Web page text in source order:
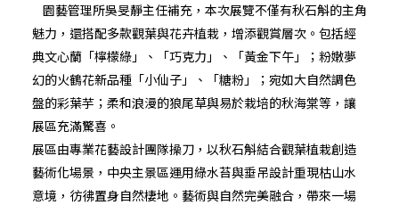
園藝管理所吳旻靜主任補充，本次展覽不僅有秋石斛的主角
魅力，還搭配多款觀葉與花卉植栽，增添觀賞層次。包括經
典文心蘭「檸檬綠」、「巧克力」、「黃金下午」；粉嫩夢
幻的火鶴花新品種「小仙子」、「糖粉」；宛如大自然調色
盤的彩葉芋；柔和浪漫的狼尾草與易於栽培的秋海棠等，讓
展區充滿驚喜。
展區由專業花藝設計團隊操刀，以秋石斛結合觀葉植栽創造
藝術化場景，中央主景區運用綠水苔與垂吊設計重現枯山水
意境，彷彿置身自然棲地。藝術與自然完美融合，帶來一場